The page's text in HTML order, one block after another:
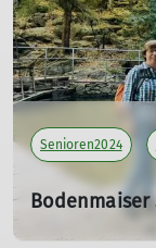
Senioren2024
Bodenmaiser
15.05.2024